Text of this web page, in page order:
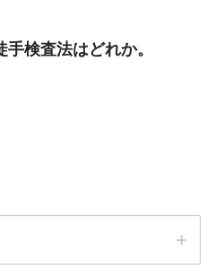
検査法はどれか。